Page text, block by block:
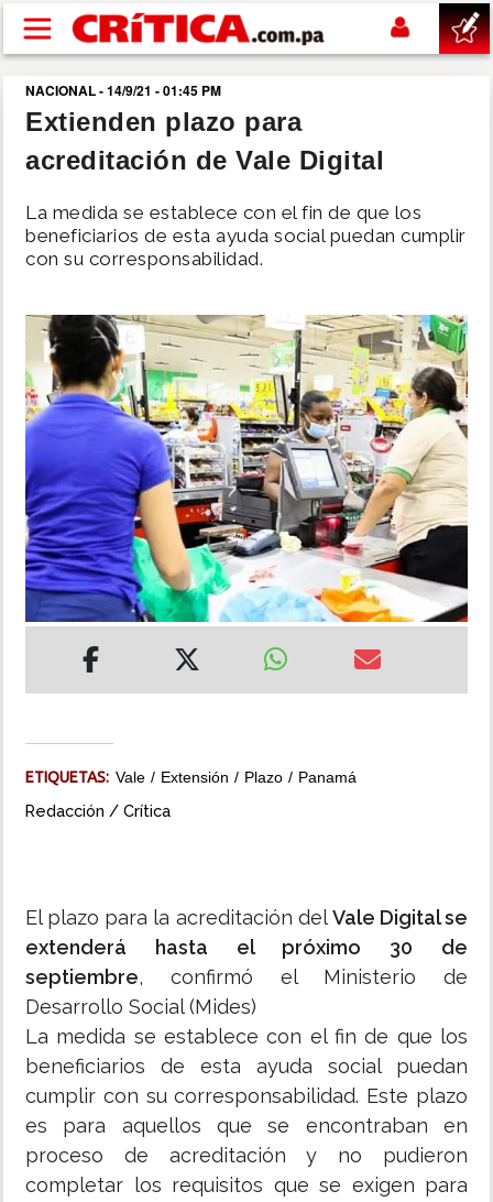
Pasar al contenido principal
buscar
SUCESOS
NACIONAL
SHOW
DEPORTES
MUNDO
INSÓLITAS
MULTIMEDIA
IMPRESO
NACIONAL - 14/9/21 - 01:45 PM
Extienden plazo para
acreditación de Vale Digital
La medida se establece con el fin de que los
beneficiarios de esta ayuda social puedan cumplir
con su corresponsabilidad.
ETIQUETAS: Vale Extensión Plazo Panamá
Redacción / Crítica
El plazo para la acreditación delVale Digital se
extenderá hasta el próximo 30 de
septiembre, confirmó el Ministerio de
Desarrollo Social (Mides)
La medida se establece con el fin de que los
beneficiarios de esta ayuda social puedan
cumplir con su corresponsabilidad. Este plazo
es para aquellos que se encontraban en
proceso de acreditación y no pudieron
completar los requisitos que se exigen para